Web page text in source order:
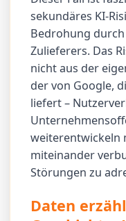
sekundäres KI-
Bedrohung
Zulieferers. Das
nicht aus der
der von Google,
liefert –
weiterentwickeln
miteinander
Störungen zu
Daten